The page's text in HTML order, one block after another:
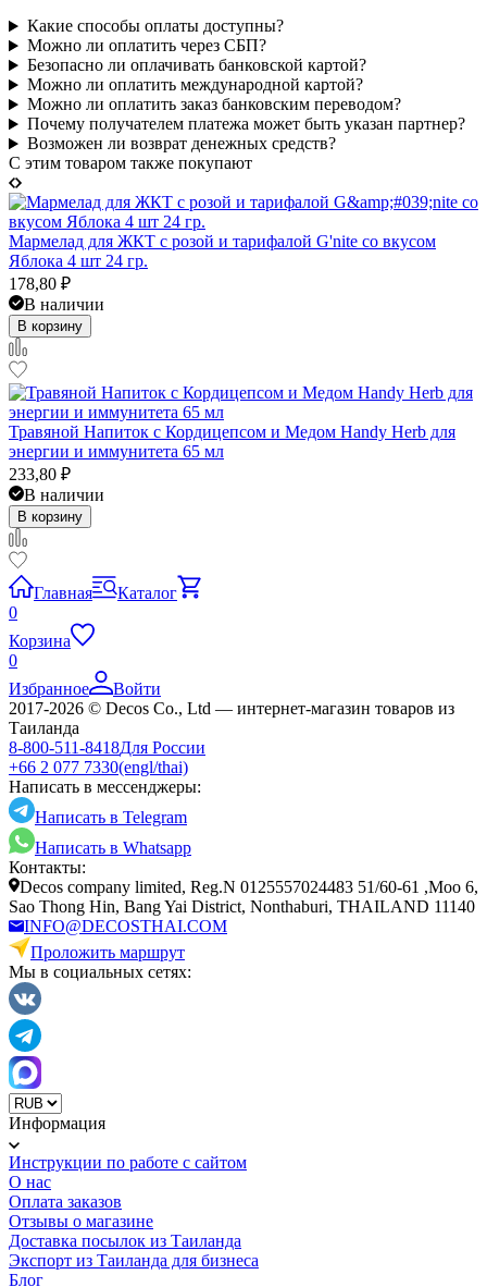
Какие способы оплаты доступны?
Можно ли оплатить через СБП?
Безопасно ли оплачивать банковской картой?
Можно ли оплатить международной картой?
Можно ли оплатить заказ банковским переводом?
Почему получателем платежа может быть указан партнер?
Возможен ли возврат денежных средств?
C этим товаром также покупают
Мармелад для ЖКТ с розой и тарифалой G'nite со вкусом
Яблока 4 шт 24 гр.
178,80 ₽
В наличии
В корзину
Травяной Напиток с Кордицепсом и Медом Handy Herb для
энергии и иммунитета 65 мл
233,80 ₽
В наличии
В корзину
Главная
Каталог
0
Корзина
0
Избранное
Войти
2017-2026 © Decos Co., Ltd — интернет-магазин товаров из
Таиланда
8-800-511-8418Для России
+66 2 077 7330(engl/thai)
Написать в мессенджеры:
Написать в Telegram
Написать в Whatsapp
Контакты:
Decos company limited, Reg.N 0125557024483 51/60-61 ,Moo 6,
Sao Thong Hin, Bang Yai District, Nonthaburi, THAILAND 11140
INFO@DECOSTHAI.COM
Проложить маршрут
Мы в социальных сетях:
Информация
Инструкции по работе с сайтом
О нас
Оплата заказов
Отзывы о магазине
Доставка посылок из Таиланда
Экспорт из Таиланда для бизнеса
Блог